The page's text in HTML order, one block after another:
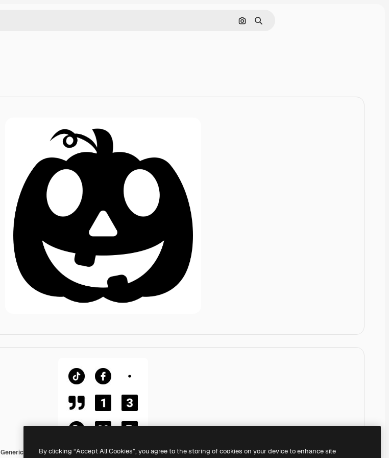
Rechercher par image
Rechercher
Generic GlyphBy clicking “Accept All Cookies”, you agree to the storing of cookies on your device to enhance site